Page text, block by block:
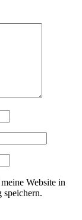
Website in
speichern.